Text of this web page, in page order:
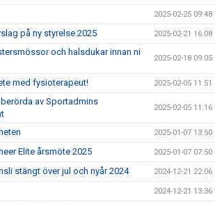
2025-02-25 09:48
på ny styrelse 2025 2025-02-21 16:08
och halsdukar innan ni
2025-02-18 09:05
med fysioterapeut! 2025-02-05 11:51
av Sportadmins
2025-02-05 11:16
2025-01-07 13:50
Elite årsmöte 2025 2025-01-07 07:50
stängt över jul och nyår 2024 2024-12-21 22:06
2024-12-21 13:36